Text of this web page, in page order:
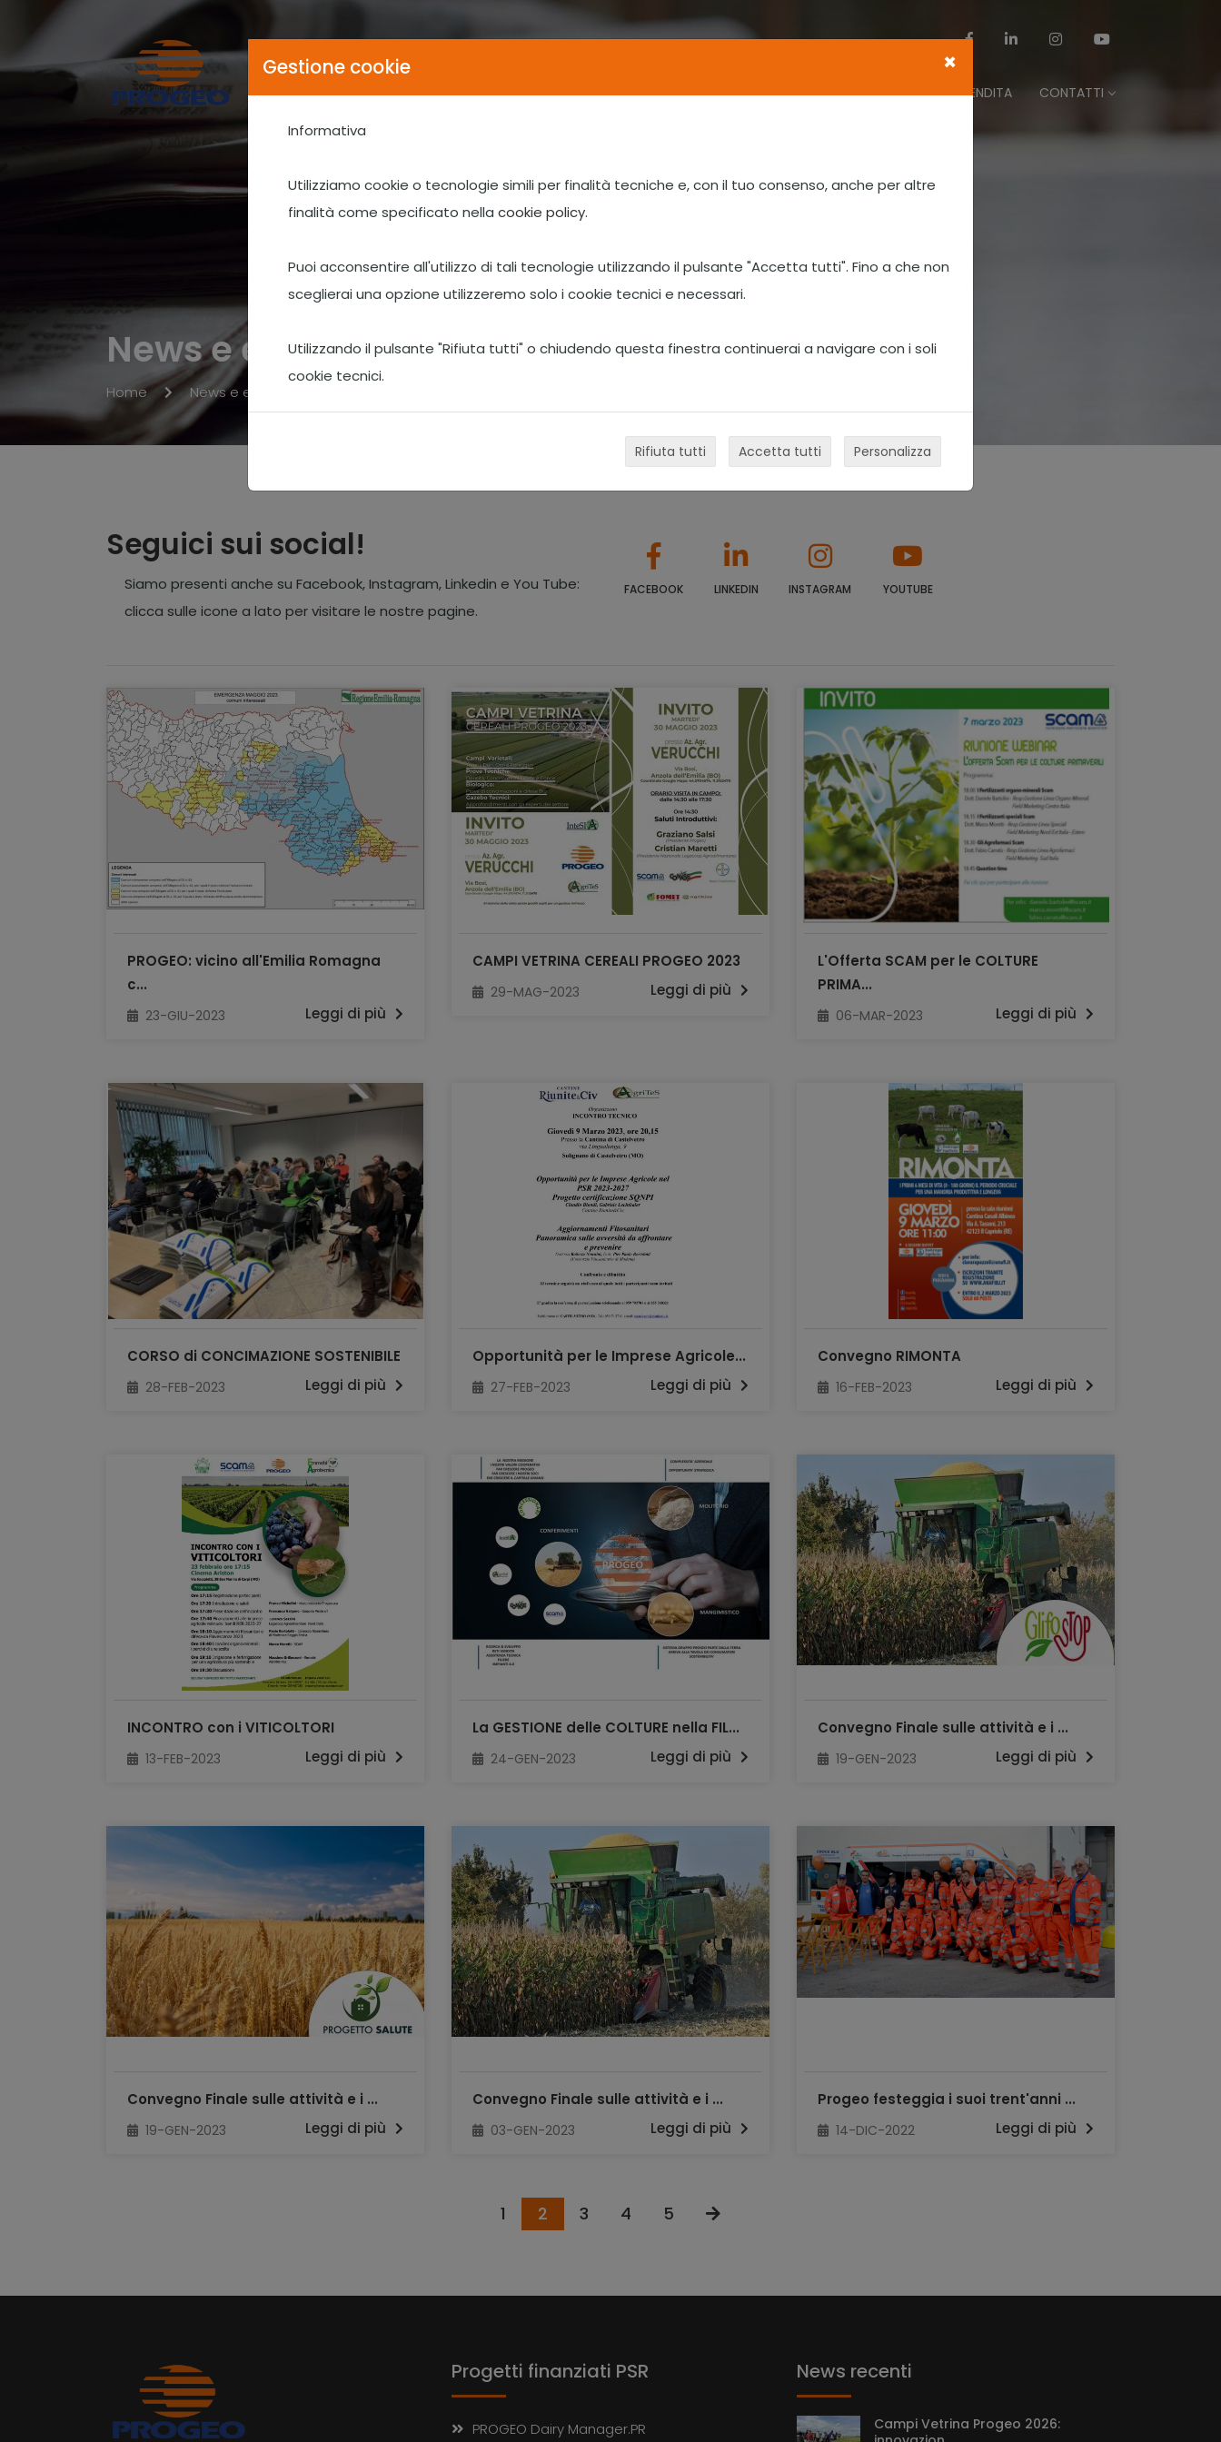
HOME CHI SIAMO NEWS E EVENTI MULTIMEDIA PUNTI VENDITA CONTATTI
News e eventi
Home News e eventi
Seguici sui social!
Siamo presenti anche su Facebook, Instagram, Linkedin e You Tube:
clicca sulle icone a lato per visitare le nostre pagine.
FACEBOOK LINKEDIN INSTAGRAM YOUTUBE
PROGEO: vicino all'Emilia Romagna
c...
23-GIU-2023 Leggi di più
CAMPI VETRINA CEREALI PROGEO 2023
29-MAG-2023 Leggi di più
L'Offerta SCAM per le COLTURE
PRIMA...
06-MAR-2023 Leggi di più
CORSO di CONCIMAZIONE SOSTENIBILE
28-FEB-2023 Leggi di più
Opportunità per le Imprese Agricole...
27-FEB-2023 Leggi di più
Convegno RIMONTA
16-FEB-2023 Leggi di più
INCONTRO con i VITICOLTORI
13-FEB-2023 Leggi di più
La GESTIONE delle COLTURE nella FIL...
24-GEN-2023 Leggi di più
Convegno Finale sulle attività e i ...
19-GEN-2023 Leggi di più
Convegno Finale sulle attività e i ...
19-GEN-2023 Leggi di più
Convegno Finale sulle attività e i ...
03-GEN-2023 Leggi di più
Progeo festeggia i suoi trent'anni ...
14-DIC-2022 Leggi di più
1 2 3 4 5
Progetti finanziati PSR
PROGEO Dairy Manager.PR
News recenti
Campi Vetrina Progeo 2026:
Gestione cookie ×
Informativa
Utilizziamo cookie o tecnologie simili per finalità tecniche e, con il tuo consenso, anche per altre
finalità come specificato nella cookie policy.
Puoi acconsentire all'utilizzo di tali tecnologie utilizzando il pulsante "Accetta tutti". Fino a che non
sceglierai una opzione utilizzeremo solo i cookie tecnici e necessari.
Utilizzando il pulsante "Rifiuta tutti" o chiudendo questa finestra continuerai a navigare con i soli
cookie tecnici.
Rifiuta tutti Accetta tutti Personalizza